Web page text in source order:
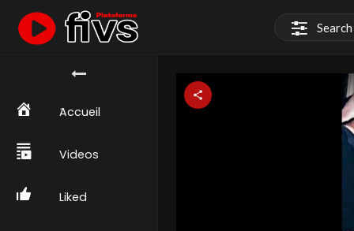
َAccueil
Videos
Liked